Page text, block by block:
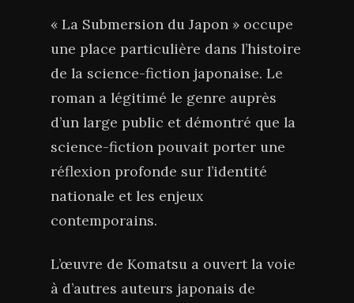
« La Submersion du Japon » occupe
une place particulière dans l’histoire
de la science-fiction japonaise. Le
roman a légitimé le genre auprès
d’un large public et démontré que la
science-fiction pouvait porter une
réflexion profonde sur l’identité
nationale et les enjeux
contemporains.
L’œuvre de Komatsu a ouvert la voie
à d’autres auteurs japonais de